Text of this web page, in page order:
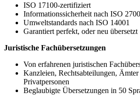
ISO 17100-zertifiziert
Informationssicherheit nach ISO
Umweltstandards nach ISO 14001
Garantiert perfekt, oder neu übersetzt
Juristische Fachübersetzungen
Von erfahrenen juristischen
Kanzleien, Rechtsabteilungen,
Privatpersonen
Beglaubigte Übersetzungen in 50